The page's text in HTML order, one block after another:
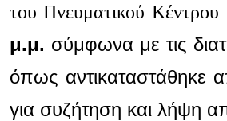
του Πνευματικού Κέντρου
μ.μ. σύμφωνα με τις
όπως
για συζήτηση και λήψη